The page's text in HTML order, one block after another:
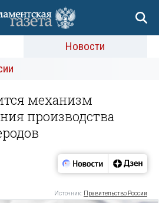
Новости
механизм
производства
Источник: Правительство России